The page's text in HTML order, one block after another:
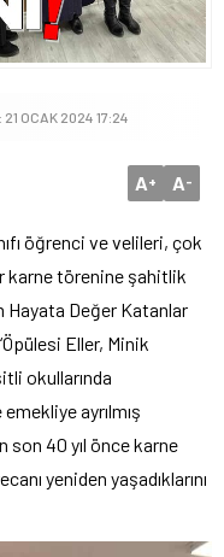
21 OCAK 2024 17:24
A+ A-
öğrenci ve velileri, çok
karne törenine şahitlik
Hayata Değer Katanlar
Eller, Minik
okullarında
ayrılmış
son 40 yıl önce karne
yeniden yaşadıklarını